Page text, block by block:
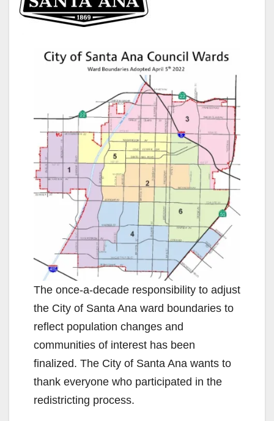
The once-a-decade responsibility to adjust
the City of Santa Ana ward boundaries to
reflect population changes and
communities of interest has been
finalized. The City of Santa Ana wants to
thank everyone who participated in the
redistricting process.